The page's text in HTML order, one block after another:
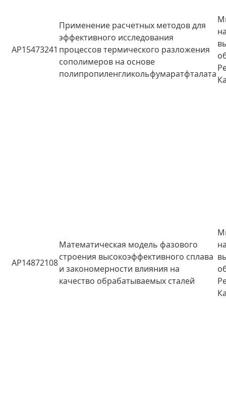
AP15473241
Применение расчетных методов для
эффективного исследования
процессов термического разложения
сополимеров на основе
полипропиленгликольфумаратфталата
AP14872108
Математическая модель фазового
строения высокоэффективного сплава
и закономерности влияния на
качество обрабатываемых сталей